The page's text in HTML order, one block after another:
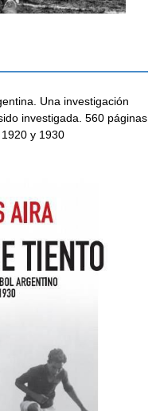
Una investigación
investigada. 560 páginas
y 1930